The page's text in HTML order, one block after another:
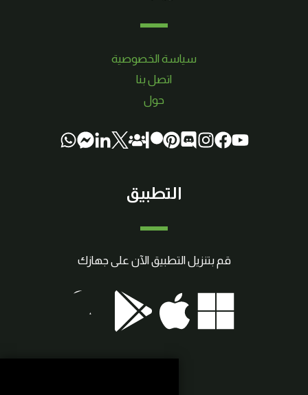
سياسة الخصوصية
اتصل بنا
حول
التطبيق
قم بتنزيل التطبيق الآن على جهازك